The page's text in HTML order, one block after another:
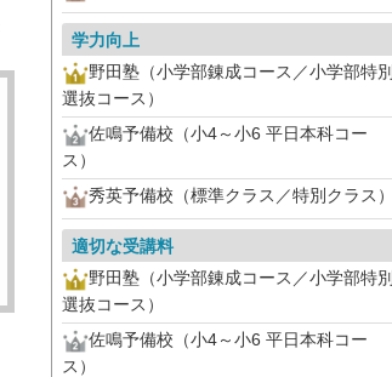
学力向上
野田塾（小学部錬成コース／小学部特別
選抜コース）
佐鳴予備校（小4～小6 平日本科コー
ス）
秀英予備校（標準クラス／特別クラス）
適切な受講料
野田塾（小学部錬成コース／小学部特別
選抜コース）
佐鳴予備校（小4～小6 平日本科コー
ス）